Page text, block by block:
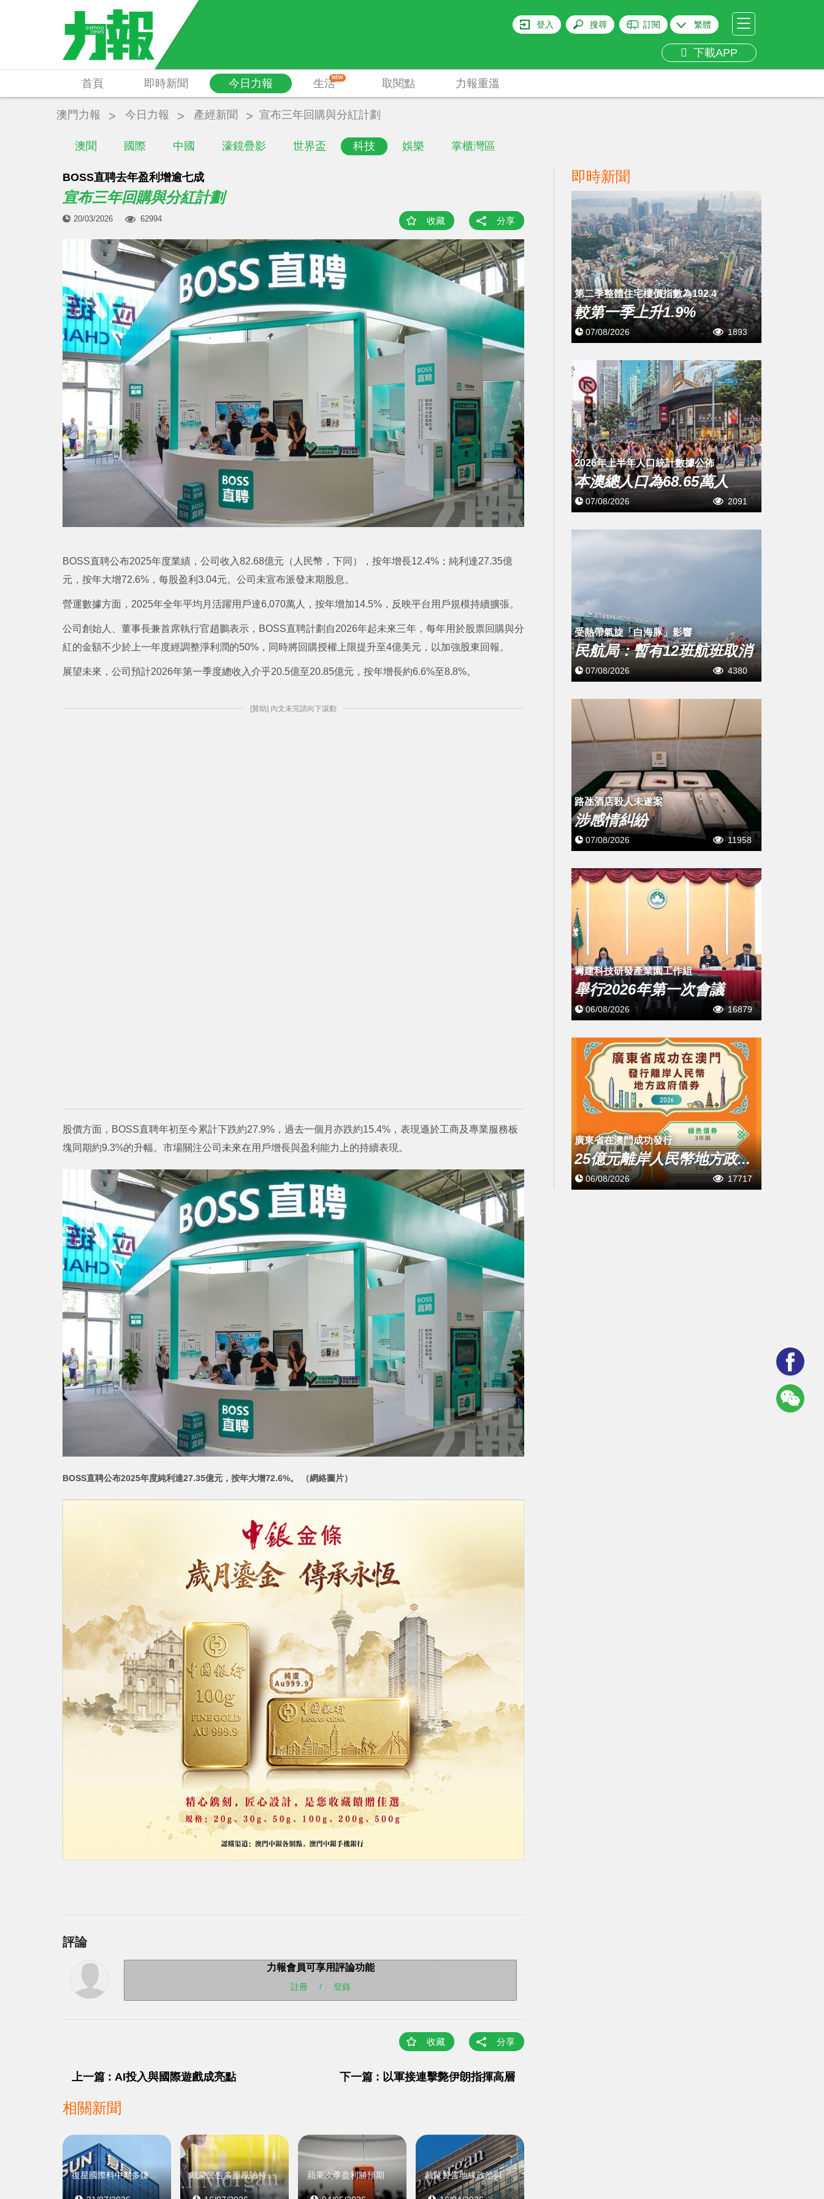
登入 搜尋 訂閱 繁體
下載APP
首頁 即時新聞 今日力報
澳聞 國際 中國 濠鏡疊影 世界盃 科技 娛樂 掌櫃灣區
生活NEW 取閱點 力報重溫
澳門力報 今日力報 產經新聞 宣布三年回購與分紅計劃
BOSS直聘去年盈利增逾七成
宣布三年回購與分紅計劃
20/03/2026 62994 收藏 分享
BOSS直聘公布2025年度業績，公司收入82.68億元（人民幣，下同），按年增長12.4%；純利達27.35億
元，按年大增72.6%，每股盈利3.04元。公司未宣布派發末期股息。
營運數據方面，2025年全年平均月活躍用戶達6,070萬人，按年增加14.5%，反映平台用戶規模持續擴張。
公司創始人、董事長兼首席執行官趙鵬表示，BOSS直聘計劃自2026年起未來三年，每年用於股票回購與分
紅的金額不少於上一年度經調整淨利潤的50%，同時將回購授權上限提升至4億美元，以加強股東回報。
展望未來，公司預計2026年第一季度總收入介乎20.5億至20.85億元，按年增長約6.6%至8.8%。
[贊助] 內文未完請向下滾動
股價方面，BOSS直聘年初至今累計下跌約27.9%，過去一個月亦跌約15.4%，表現遜於工商及專業服務板
塊同期約9.3%的升幅。市場關注公司未來在用戶增長與盈利能力上的持續表現。
BOSS直聘公布2025年度純利達27.35億元，按年大增72.6%。 （網絡圖片）
評論
力報會員可享用評論功能
註冊 / 登錄
收藏 分享
上一篇 : AI投入與國際遊戲成亮點 下一篇 : 以軍接連擊斃伊朗指揮高層
相關新聞
復星國際料中期多賺逾一倍 戴蒙警告多重風險持續積聚 蘋果次季盈利勝預期 戴蒙警告地緣政治與通脹風險
即時新聞
第二季整體住宅樓價指數為192.4
較第一季上升1.9%
07/08/2026 1893
2026年上半年人口統計數據公佈
本澳總人口為68.65萬人
07/08/2026 2091
受熱帶氣旋「白海豚」影響
民航局：暫有12班航班取消
07/08/2026 4380
路氹酒店殺人未遂案
涉感情糾紛
07/08/2026 11958
籌建科技研發產業園工作組
舉行2026年第一次會議
06/08/2026 16879
廣東省在澳門成功發行
25億元離岸人民幣地方政...
06/08/2026 17717